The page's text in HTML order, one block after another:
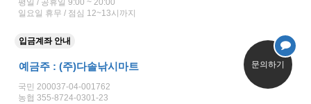
평일 / 공휴일 9:00 ~ 20:00
일요일 휴무 / 점심 12~13시까지
입금계좌 안내
예금주 : (주)다솔낚시마트
국민 200037-04-001762
농협 355-8724-0301-23
문의하기